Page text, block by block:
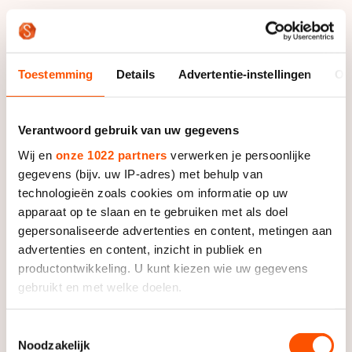
Toestemming Details Advertentie-instellingen
Verantwoord gebruik van uw gegevens
Wij en onze 1022 partners verwerken je persoonlijke
gegevens (bijv. uw IP-adres) met behulp van
technologieën zoals cookies om informatie op uw
apparaat op te slaan en te gebruiken met als doel
gepersonaliseerde advertenties en content, metingen aan
advertenties en content, inzicht in publiek en
productontwikkeling. U kunt kiezen wie uw gegevens
gebruikt en met welke doelen.
Informatie verzamelen over uw geografische locatie,
Noodzakelijk
Boer had een ruime voorsprong van 0,78 seconde
mis voor Boer. Ze verloor op de kilometer ruim een
seconde op Nederlands kampioen Marrit Leenstra en
gestreden, maar Marrit was gewoon sneller op het
laatste stuk.''
Vooral de 1000 meter liep niet helemaal naar wens,
vond Boer. Er zal nog veel moeten gebeuren wil ze
mee gaan strijden voor de titel in Salt Lake City. "Er
rijden een heleboel meiden heel hard'', zei ze. "Ik zal
echt boven mezelf moeten uitstijgen om op het
podium te eindigen."
Oenema was wel tevreden, ondanks dat ze buiten het